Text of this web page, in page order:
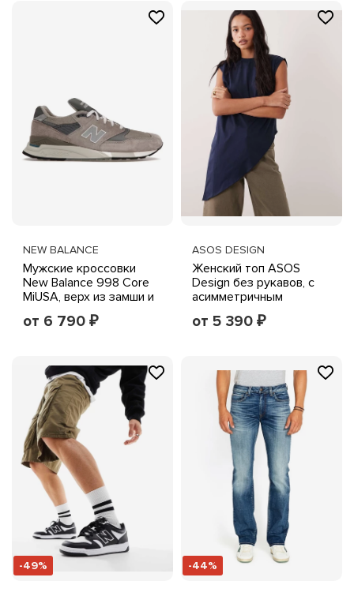
NEW BALANCE
Мужские кроссовки
New Balance 998 Core
MiUSA, верх из замши и
сетки, амортизация
ABZORB, серо-
от 6 790 ₽
ASOS DESIGN
Женский топ ASOS
Design без рукавов, с
асимметричным
подолом, темно-синий
от 5 390 ₽
-49% -44%